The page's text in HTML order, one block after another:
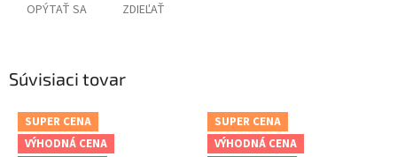
OPÝTAŤ SA ZDIEĽAŤ
Súvisiaci tovar
SUPER CENA
VÝHODNÁ CENA
SUPER CENA
VÝHODNÁ CENA